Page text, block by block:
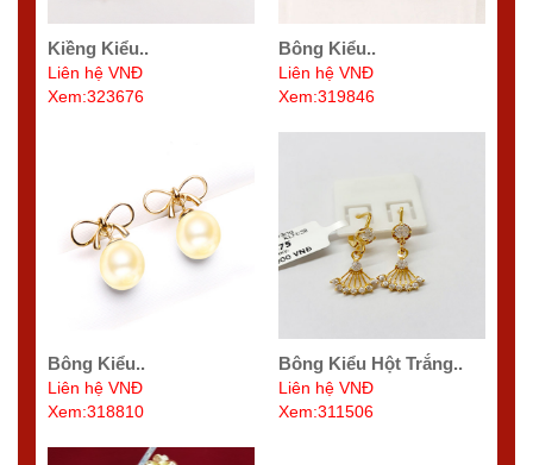
Kiềng Kiểu..
Liên hệ VNĐ
Xem:323676
Bông Kiểu..
Liên hệ VNĐ
Xem:319846
Bông Kiểu..
Liên hệ VNĐ
Xem:318810
Bông Kiểu Hột Trắng..
Liên hệ VNĐ
Xem:311506